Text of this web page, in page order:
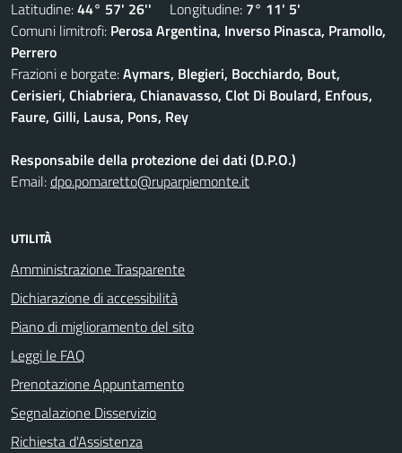
Latitudine:44° 57' 26'' Longitudine: 7° 11' 5'
Comuni limitrofi: Perosa Argentina, Inverso Pinasca, Pramollo,
Perrero
Frazioni e borgate:Aymars, Blegieri, Bocchiardo, Bout,
Cerisieri, Chiabriera, Chianavasso, Clot Di Boulard, Enfous,
Faure, Gilli, Lausa, Pons, Rey
Responsabile della protezione dei dati (D.P.O.)
Email:dpo.pomaretto@ruparpiemonte.it
UTILITÀ
Amministrazione Trasparente
Dichiarazione di accessibilità
Piano di miglioramento del sito
Leggi le FAQ
Prenotazione Appuntamento
Segnalazione Disservizio
Richiesta d'Assistenza